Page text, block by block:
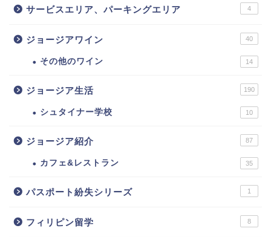
サービスエリア、パーキングエリア 4
ジョージアワイン 40
その他のワイン 14
ジョージア生活 190
シュタイナー学校 10
ジョージア紹介 87
カフェ&レストラン 35
パスポート紛失シリーズ 1
フィリピン留学 8